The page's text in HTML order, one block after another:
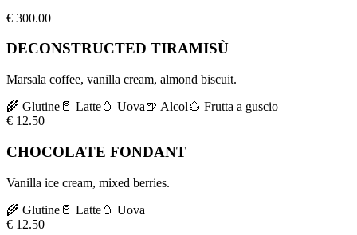
€ 300.00
DECONSTRUCTED TIRAMISÙ
Marsala coffee, vanilla cream, almond biscuit.
🌾 Glutine 🥛 Latte🥚 Uova🍺 Alcol🌰 Frutta a guscio
€ 12.50
CHOCOLATE FONDANT
Vanilla ice cream, mixed berries.
🌾 Glutine 🥛 Latte🥚 Uova
€ 12.50